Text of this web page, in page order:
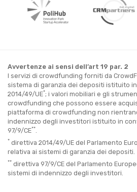
Avvertenze ai sensi dell’art 19 par. 2
I servizi di crowdfunding forniti da
sistema di garanzia dei depositi istituito
2014/49/UE*; i valori mobiliari e gli
crowdfunding che possono essere
piattaforma di crowdfunding non
indennizzo degli investitori istituito in
97/9/CE**
* direttiva 2014/49/UE del Parlamento
relativa ai sistemi di garanzia dei depositi.
** direttiva 97/9/CE del Parlamento
sistemi di indennizzo degli investitori.